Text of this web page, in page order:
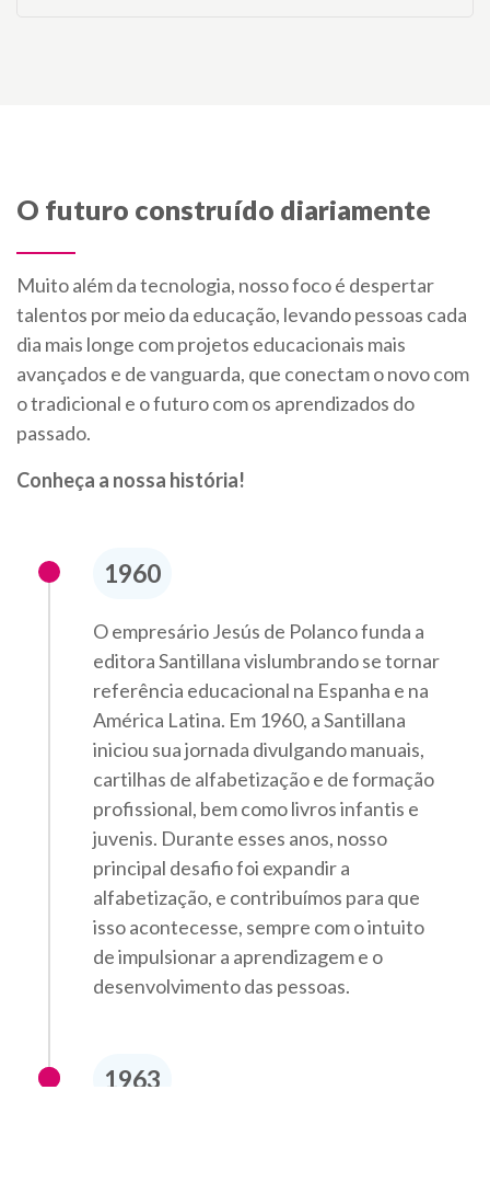
O futuro construído diariamente
Muito além da tecnologia, nosso foco é despertar
talentos por meio da educação, levando pessoas cada
dia mais longe com projetos educacionais mais
avançados e de vanguarda, que conectam o novo com
o tradicional e o futuro com os aprendizados do
passado.
Conheça a nossa história!
1960
O empresário Jesús de Polanco funda a
editora Santillana vislumbrando se tornar
referência educacional na Espanha e na
América Latina. Em 1960, a Santillana
iniciou sua jornada divulgando manuais,
cartilhas de alfabetização e de formação
profissional, bem como livros infantis e
juvenis. Durante esses anos, nosso
principal desafio foi expandir a
alfabetização, e contribuímos para que
isso acontecesse, sempre com o intuito
de impulsionar a aprendizagem e o
desenvolvimento das pessoas.
1963